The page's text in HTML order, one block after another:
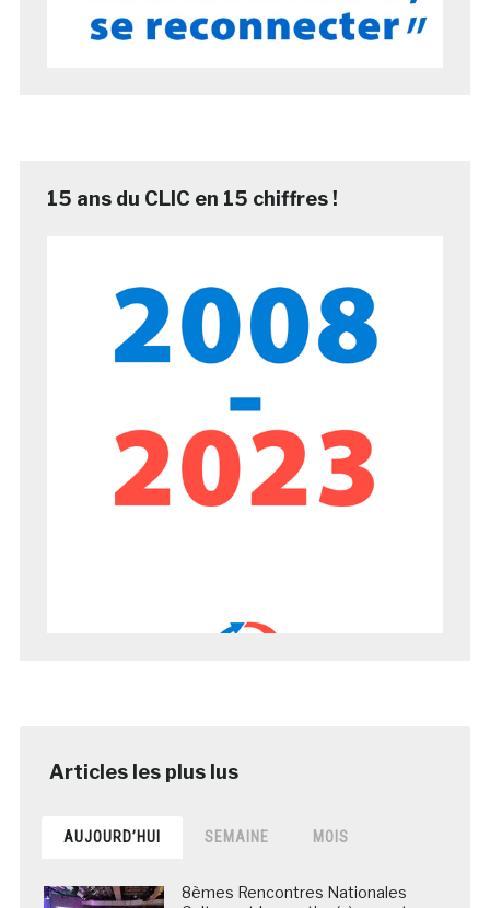
15 ans du CLIC en 15 chiffres !
AUJOURD’HUI SEMAINE MOIS
8èmes Rencontres Nationales